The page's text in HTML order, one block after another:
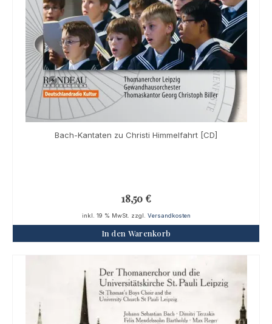
Bach-Kantaten zu Christi Himmelfahrt [CD]
18,50 €
inkl. 19 % MwSt. zzgl. Versandkosten
In den Warenkorb